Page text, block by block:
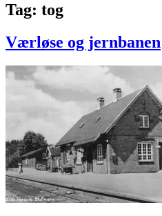
Tag: tog
Værløse og jernbanen